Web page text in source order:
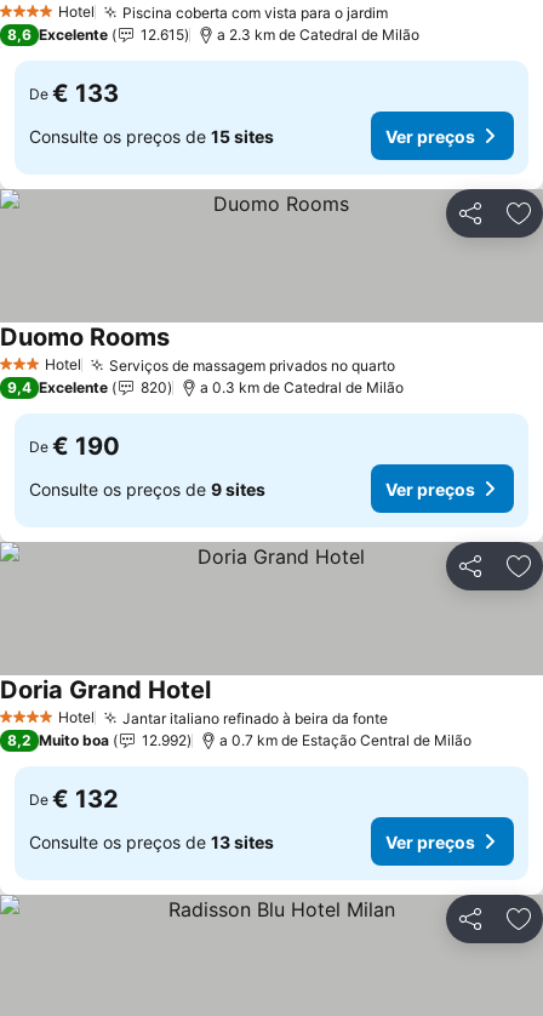
4 EstrelasHotel Piscina coberta com vista para o jardimVer preços
8,6 Excelente 12.615 a 2.3 km de Catedral de Milão
De € 133
Consulte os preços de 15 sites Ver preços
Partilhar
3 EstrelasHotel Serviços de massagem privados no quartoVer preços
Duomo RoomsVer preços
9,4 Excelente 820 a 0.3 km de Catedral de Milão
De € 190
Consulte os preços de 9 sites Ver preços
Partilhar
4 EstrelasHotel Jantar italiano refinado à beira da fonteVer preços
Doria Grand HotelVer preços
8,2 Muito boa 12.992 a 0.7 km de Estação Central de Milão
De € 132
Consulte os preços de 13 sites Ver preços
Partilhar